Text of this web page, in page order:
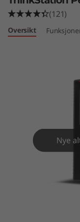
a
(121)
Oversikt
Nye